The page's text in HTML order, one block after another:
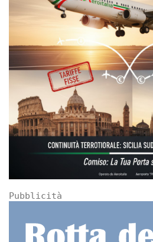
Pubblicità